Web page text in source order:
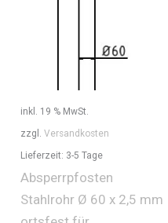
inkl. 19 % MwSt.
zzgl.Versandkosten
Lieferzeit: 3-5 Tage
Absperrpfosten
Stahlrohr Ø 60 x 2,5 mm